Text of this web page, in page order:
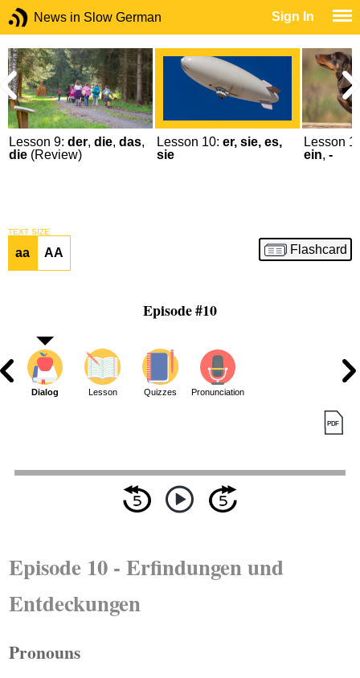
News in Slow German Sign In
Lesson 9:der,die,das,
die (Review)
Lesson 10: er, sie, es,
sie
Lesson
ein, -
TEXT SIZE
aa AA Flashcard
Episode #10
Dialog Lesson Quizzes Pronunciation
Episode 10 - Erfindungen und
Entdeckungen
Pronouns